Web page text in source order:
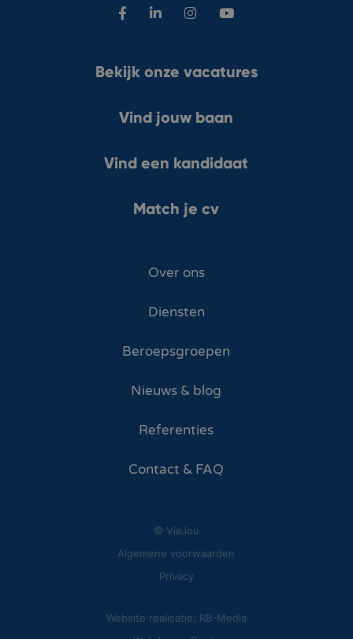
Bekijk onze vacatures
Vind jouw baan
Vind een kandidaat
Match je cv
Over ons
Diensten
Beroepsgroepen
Nieuws & blog
Referenties
Contact & FAQ
© ViaJou
Algemene voorwaarden
Privacy
Website realisatie: RB-Media